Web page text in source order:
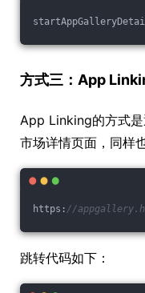
方式三：App
App Linking的方式
市场详情页面，同样
https: //
跳转代码如下：